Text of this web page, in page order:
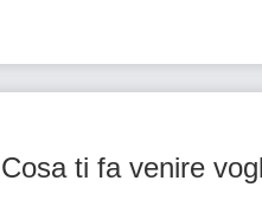
Cosa ti fa venire